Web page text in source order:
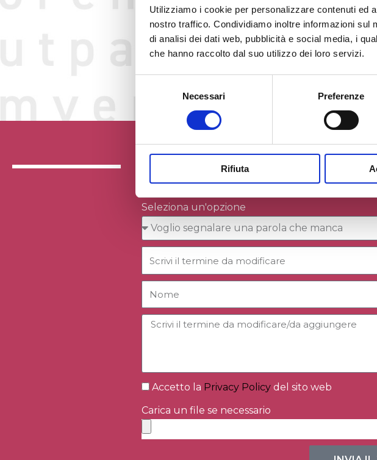
Utilizziamo i cookie per personalizzare contenuti ed
nostro traffico. Condividiamo inoltre informazioni
di analisi dei dati web, pubblicità e social media, i
che hanno raccolto dal suo utilizzo dei loro servizi.
Necessari Preferenze
Rifiuta
Seleziona un'opzione
Accetto la Privacy Policy del sito web
Carica un file se necessario